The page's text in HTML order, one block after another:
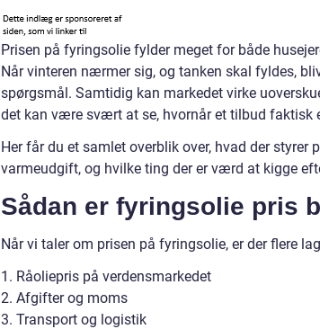
Prisen på fyringsolie fylder meget for både
Når vinteren nærmer sig, og tanken skal fyldes,
spørgsmål. Samtidig kan markedet virke
det kan være svært at se, hvornår et tilbud faktisk
Her får du et samlet overblik over, hvad der
varmeudgift, og hvilke ting der er værd at kigge
Sådan er fyringsolie pris
Når vi taler om prisen på fyringsolie, er der flere
1. Råoliepris på verdensmarkedet
2. Afgifter og moms
3. Transport og logistik